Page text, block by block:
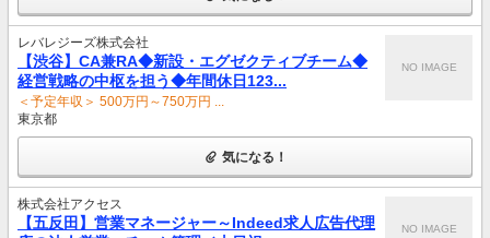
レバレジーズ株式会社
【渋谷】CA兼RA◆新設・エグゼクティブチーム◆
経営戦略の中枢を担う◆年間休日123...
＜予定年収＞ 500万円～750万円 ...
東京都
NO IMAGE
気になる！
株式会社アクセス
【五反田】営業マネージャー～Indeed求人広告代理
NO IMAGE